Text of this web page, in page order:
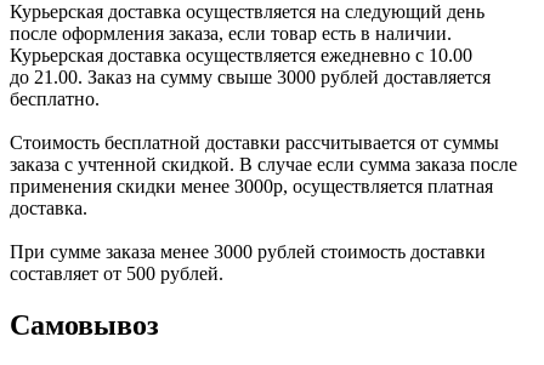
Курьерская доставка осуществляется на следующий день
после оформления заказа, если товар есть в наличии.
Курьерская доставка осуществляется ежедневно с 10.00
до 21.00. Заказ на сумму свыше 3000 рублей доставляется
бесплатно.
Стоимость бесплатной доставки раcсчитывается от суммы
заказа с учтенной скидкой. В случае если сумма заказа после
применения скидки менее 3000р, осуществляется платная
доставка.
При сумме заказа менее 3000 рублей стоимость доставки
составляет от 500 рублей.
Самовывоз